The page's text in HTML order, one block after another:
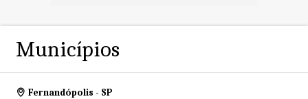
Municípios
Fernandópolis - SP